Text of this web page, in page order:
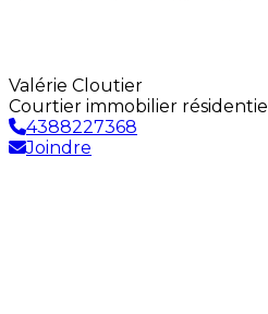
Valérie Cloutier
Courtier immobilier résidentiel
4388227368
Joindre